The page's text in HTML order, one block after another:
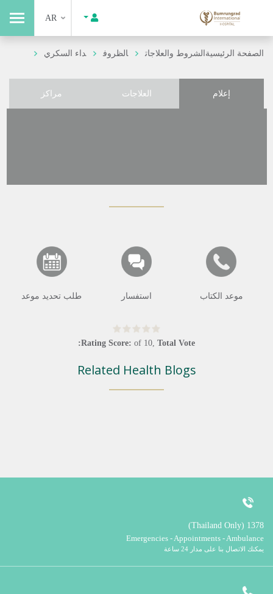
AR
الصفحة الرئيسيةالشروط والعلاجات الظروف داء السكري
إعلام العلاجات مراكز
موعد الكتاب استفسار طلب تحديد موعد
Rating Score: of 10, Total Vote:
Related Health Blogs
1378 (Thailand Only)
Emergencies - Appointments - Ambulance
يمكنك الاتصال بنا على مدار 24 ساعة